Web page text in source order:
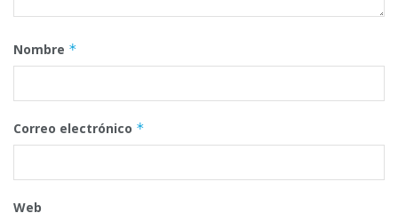
Nombre *
Correo electrónico *
Web